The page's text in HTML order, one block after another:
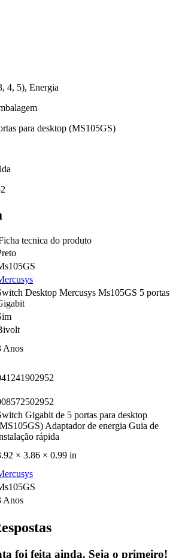
4, 5), Energia
para desktop (MS105GS)
tecnica do produto
Desktop Mercusys Ms105GS 5 portas
Anos
Gigabit de 5 portas para desktop
Adaptador de energia Guia de
rápida
× 3.86 × 0.99 in
Anos
foi feita ainda. Seja o primeiro!